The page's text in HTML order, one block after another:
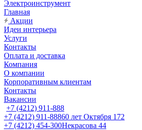
Электроинструмент
Главная
Акции
Идеи интерьера
Услуги
Контакты
Оплата и доставка
Компания
О компании
Корпоративным клиентам
Контакты
Вакансии
+7 (4212) 911-888
+7 (4212) 911-88860 лет Октября 172
+7 (4212) 454-300Некрасова 44